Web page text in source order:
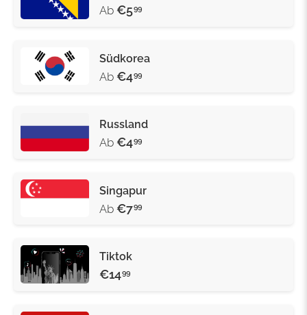
Ab €599
Südkorea
Ab €499
Russland
Ab €499
Singapur
Ab €799
Tiktok
€1499